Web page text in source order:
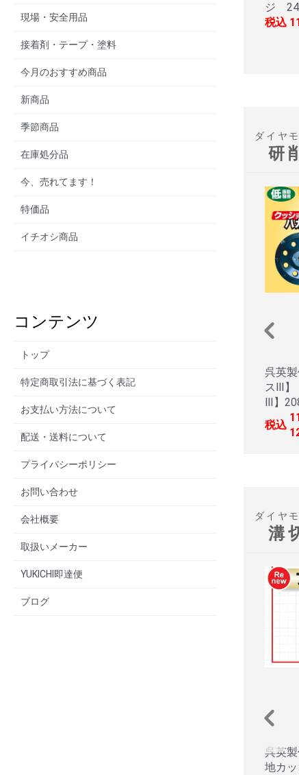
現場・安全用品
接着剤・テープ・塗料
今月のおすすめ商品
新商品
季節商品
在庫処分品
今、売れてます！
特価品
イチオシ商品
コンテンツ
トップ
特定商取引法に基づく表記
お支払い方法について
配送・送料について
プライバシーポリシー
お問い合わせ
会社概要
取扱いメーカー
YUKICHI即達便
ブログ
ジ
税込
ダイヤ
研
呉英
スⅢ】
Ⅲ】
税込
ダイヤ
溝
呉英
地カ